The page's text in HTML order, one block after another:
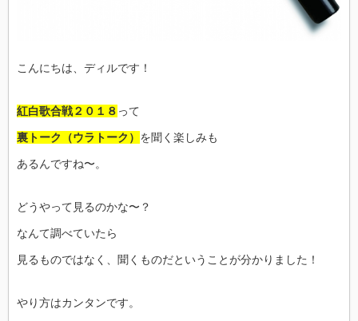
こんにちは、ディルです！
紅白歌合戦２０１８ って
裏トーク（ウラトーク） を聞く楽しみも
あるんですね〜。
どうやって見るのかな〜？
なんて調べていたら
見るものではなく、聞くものだということが分かりました！
やり方はカンタンです。